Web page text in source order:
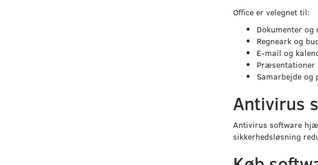
Office er velegnet til:
Dokumenter
Regneark og
E-mail og
Præsentationer
Samarbejde og
Antivirus
Antivirus software
sikkerhedsløsning